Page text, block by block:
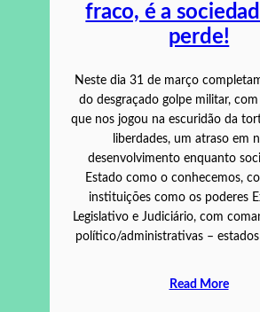
fraco, é a
perde!
Neste dia 31 de março
do desgraçado golpe militar,
que nos jogou na escuridão da
liberdades, um atraso em
desenvolvimento enquanto
Estado como o conhecemos,
instituições como os poderes
Legislativo e Judiciário, com
político/administrativas –
Read More